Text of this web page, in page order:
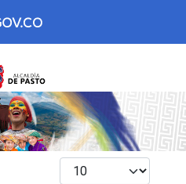
Mostrar #